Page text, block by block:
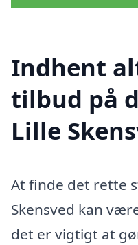
Indhent
tilbud på
Lille
At finde det rette
Skensved kan
det er vigtigt at